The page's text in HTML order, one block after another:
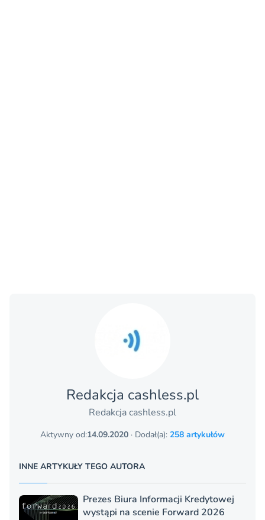
Redakcja cashless.pl
Redakcja cashless.pl
Aktywny od:14.09.2020 · Dodał(a): 258 artykułów
INNE ARTYKUŁY TEGO AUTORA
Prezes Biura Informacji Kredytowej
wystąpi na scenie Forward 2026